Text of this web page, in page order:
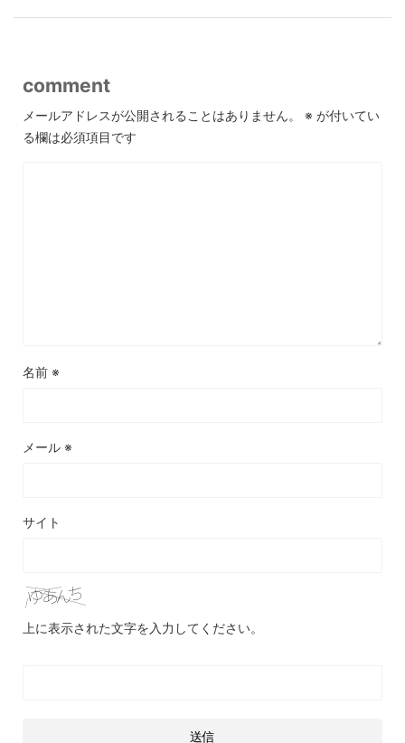
comment
メールアドレスが公開されることはありません。 ※ が付いてい
る欄は必須項目です
名前 ※
メール ※
サイト
上に表示された文字を入力してください。